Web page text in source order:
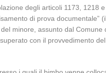
degli articoli 1173,
di prova
minore, assunto dal
con il provvedimento